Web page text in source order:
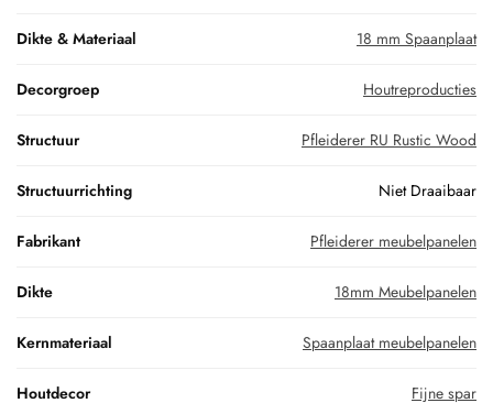
Dikte & Materiaal 18 mm Spaanplaat
Decorgroep Houtreproducties
Structuur Pfleiderer RU Rustic Wood
Structuurrichting Niet Draaibaar
Fabrikant Pfleiderer meubelpanelen
Dikte 18mm Meubelpanelen
Kernmateriaal Spaanplaat meubelpanelen
Houtdecor Fijne spar